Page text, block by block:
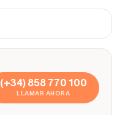
(+34) 858 770 100
LLAMAR AHORA